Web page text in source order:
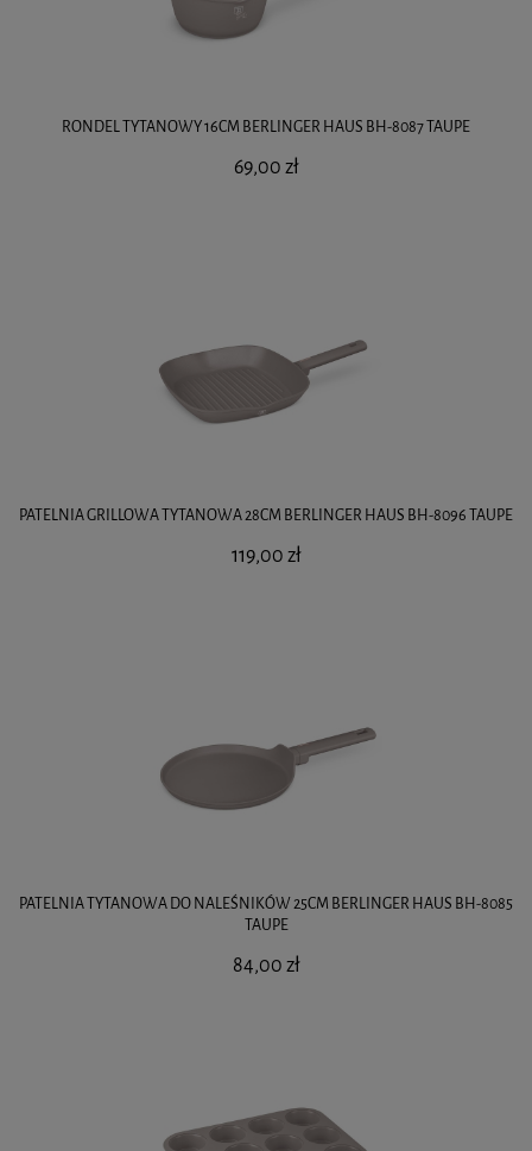
RONDEL TYTANOWY 16CM BERLINGER HAUS BH-8087 TAUPE
69,00 zł
PATELNIA GRILLOWA TYTANOWA 28CM BERLINGER HAUS BH-8096 TAUPE
119,00 zł
PATELNIA TYTANOWA DO NALEŚNIKÓW 25CM BERLINGER HAUS BH-8085
TAUPE
84,00 zł